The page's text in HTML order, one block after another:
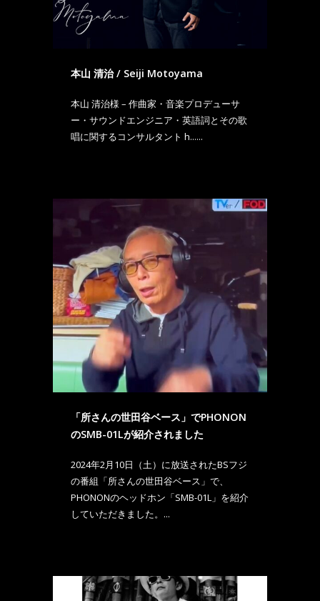
本山 清治 / Seiji Motoyama
本山 清治様 – 作曲家・音楽プロデューサ
ー・サウンドエンジニア・英語詞とその歌
唱に関するコンサルタント h......
「所さんの世田谷ベース」でPHONON
のSMB-01Lが紹介されました
2024年2月10日（土）に放送されたBSフジ
の番組「所さんの世田谷ベース」で、
PHONONのヘッドホン「SMB-01L」を紹介
していただきました。...